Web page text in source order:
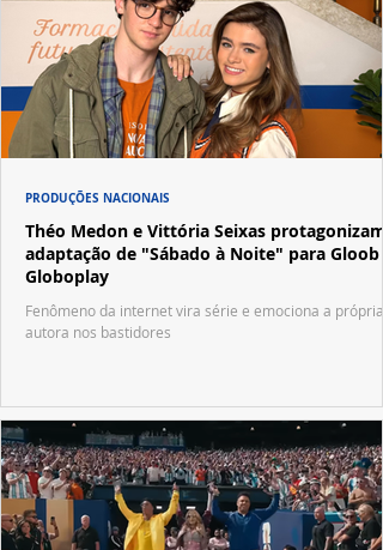
Théo Medon e Vittória Seixas protagonizam
adaptação de "Sábado à Noite" para Gloob e
Globoplay
Fenômeno da internet vira série e emociona a própria
autora nos bastidores
PRODUÇÕES NACIONAIS